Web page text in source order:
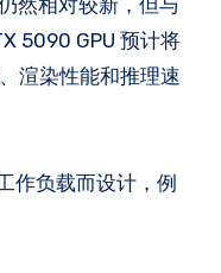
5090 GPU 预计将
渲染性能和推理速
作负载而设计，例